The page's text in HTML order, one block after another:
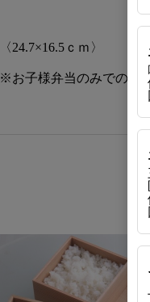
〈24.7×16.5ｃｍ〉
※お子様弁当のみでのご